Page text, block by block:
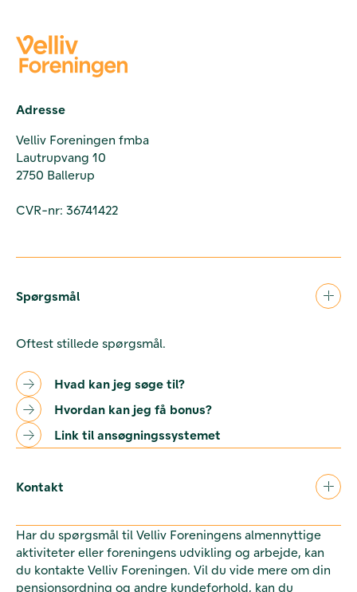
Adresse
Velliv Foreningen fmba
Lautrupvang 10
2750 Ballerup
CVR-nr: 36741422
Spørgsmål
Oftest stillede spørgsmål.
Hvad kan jeg søge til?
Hvordan kan jeg få bonus?
Link til ansøgningssystemet
Kontakt
Har du spørgsmål til Velliv Foreningens almennyttige
aktiviteter eller foreningens udvikling og arbejde, kan
du kontakte Velliv Foreningen. Vil du vide mere om din
pensionsordning og andre kundeforhold, kan du